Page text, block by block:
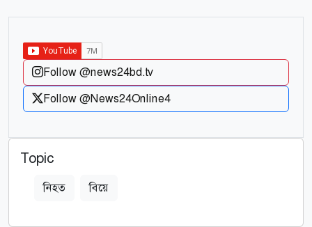
Follow @news24bd.tv
Follow @News24Online4
Topic
নিহত বিয়ে